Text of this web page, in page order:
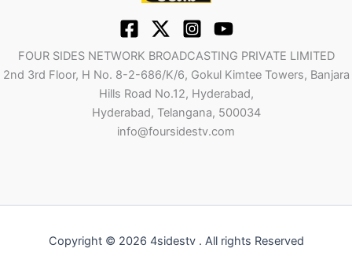
FOUR SIDES NETWORK BROADCASTING PRIVATE LIMITED
2nd 3rd Floor, H No. 8-2-686/K/6, Gokul Kimtee Towers, Banjara
Hills Road No.12, Hyderabad,
Hyderabad, Telangana, 500034
info@foursidestv.com
Copyright © 2026 4sidestv . All rights Reserved